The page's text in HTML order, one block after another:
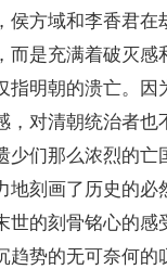
侯方域和李香君在
而是充满着破灭感
指明朝的溃亡。因
，对清朝统治者也
少们那么浓烈的亡
地刻画了历史的必
世的刻骨铭心的感
势的无可奈何的